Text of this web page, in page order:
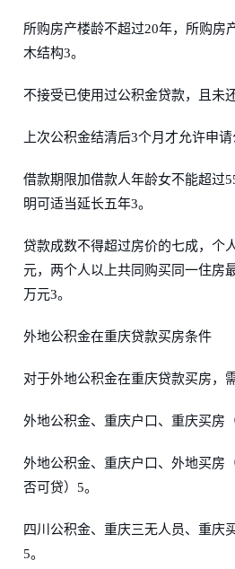
所购房产楼龄不超过20年，所购房
木结构3。
不接受已使用过公积金贷款，且未
上次公积金结清后3个月才允许申请
借款期限加借款人年龄女不能超过
明可适当延长五年3。
贷款成数不得超过房价的七成，个
元，两个人以上共同购买同一住房
万元3。
外地公积金在重庆贷款买房条件
对于外地公积金在重庆贷款买房，
外地公积金、重庆户口、重庆买房
外地公积金、重庆户口、外地买房
否可贷）5。
四川公积金、重庆三无人员、重庆
5。